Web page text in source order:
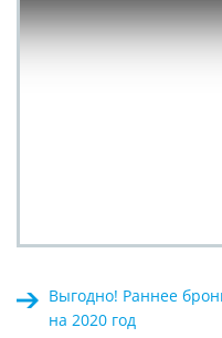
Выгодно! Раннее
на 2020 год